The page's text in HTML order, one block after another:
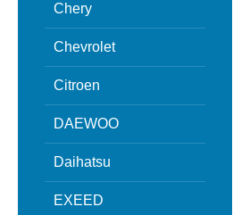
Chery
Chevrolet
Citroen
DAEWOO
Daihatsu
EXEED